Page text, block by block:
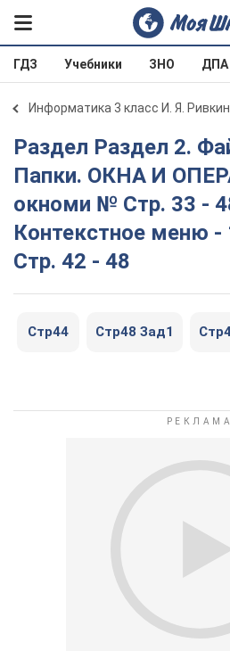
ГДЗ Учебники ЗНО ДПА
Информатика 3 класс И. Я.
Раздел Раздел 2. Файлы и
Папки. ОКНА И
окноми № Стр. 33 -
Контекстное меню
Стр. 42 - 48
Стр44 Стр48 Зад1